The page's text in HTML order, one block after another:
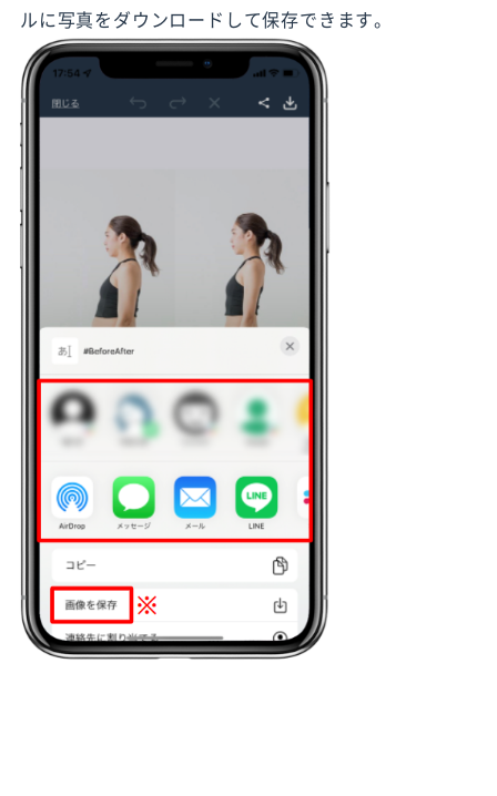
ルに写真をダウンロードして保存できます。